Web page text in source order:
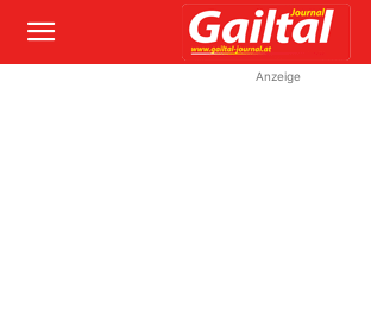
Anzeige